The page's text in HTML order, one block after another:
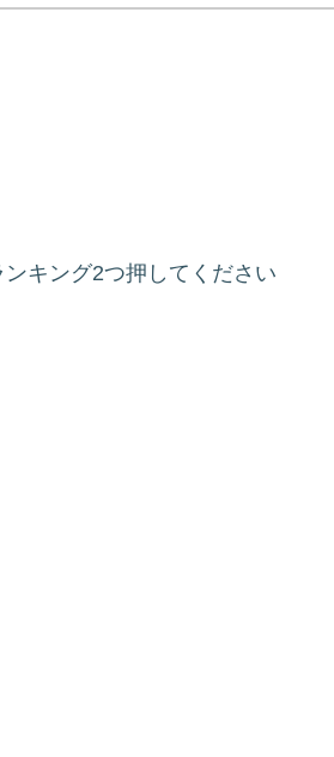
キング2つ押してください